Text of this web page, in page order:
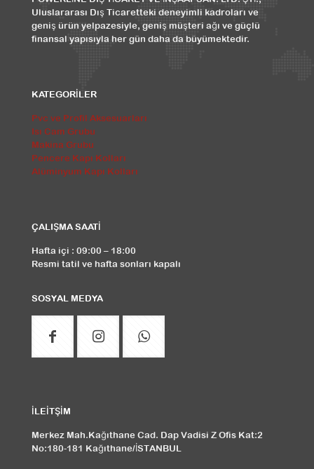
Uluslararası Dış Ticaretteki deneyimli kadroları ve
geniş ürün yelpazesiyle, geniş müşteri ağı ve güçlü
finansal yapısıyla her gün daha da büyümektedir.
KATEGORİLER
Pvc ve Profil Aksesuarları
Isı Cam Grubu
Makina Grubu
Pencere Kapı Kolları
Alüminyum Kapı Kolları
ÇALIŞMA SAATİ
Hafta içi : 09:00 – 18:00
Resmi tatil ve hafta sonları kapalı
SOSYAL MEDYA
İLEİTŞİM
Merkez Mah.Kağıthane Cad. Dap Vadisi Z Ofis Kat:2
No:180-181 Kağıthane/İSTANBUL